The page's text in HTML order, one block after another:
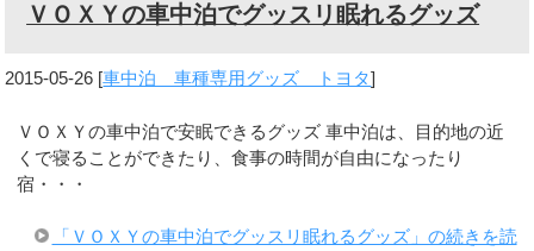
ＶＯＸＹの車中泊でグッスリ眠れるグッズ
2015-05-26 [車中泊 車種専用グッズ トヨタ]
ＶＯＸＹの車中泊で安眠できるグッズ 車中泊は、目的地の近
くで寝ることができたり、食事の時間が自由になったり
宿・・・
「ＶＯＸＹの車中泊でグッスリ眠れるグッズ」の続きを読